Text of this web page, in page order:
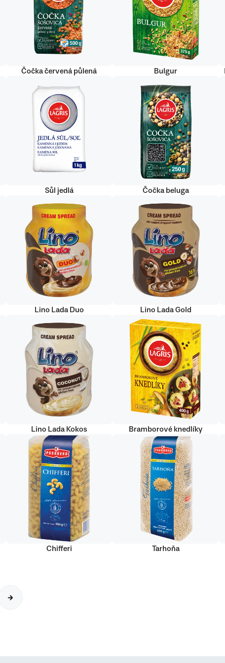
Čočka červená půlená Bulgur
Sůl jedlá Čočka beluga
Lino Lada Duo Lino Lada Gold
Lino Lada Kokos Bramborové knedlíky
Chifferi Tarhoňa